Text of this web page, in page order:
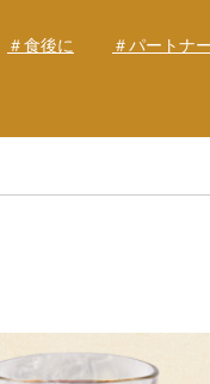
＃食後に ＃パートナ